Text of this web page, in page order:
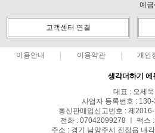
예금
고객센터 연결
이용안내 이용약관 개인
생각더하기 에
대표 : 오세욱
사업자 등록번호 :
통신판매업신고번호 : 제
전화 : 07042099278 ㅣ 팩스
주소 : 경기 남양주시 진접읍 내